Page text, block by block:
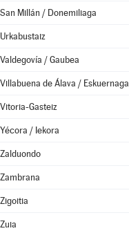
San Millán / Donemiliaga
Urkabustaiz
Valdegovía / Gaubea
Villabuena de Álava / Eskuernaga
Vitoria-Gasteiz
Yécora / Iekora
Zalduondo
Zambrana
Zigoitia
Zuia